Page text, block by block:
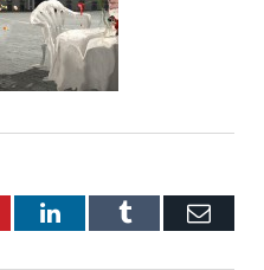
LinkedInTumblr